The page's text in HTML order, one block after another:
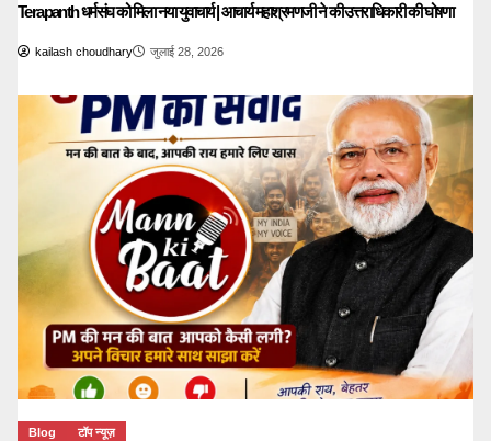
Terapanth धर्मसंघ को मिला नया युवाचार्य | आचार्य महाश्रमणजी ने की उत्तराधिकारी की घोषणा
kailash choudhary जुलाई 28, 2026
Blog टॉप न्यूज़